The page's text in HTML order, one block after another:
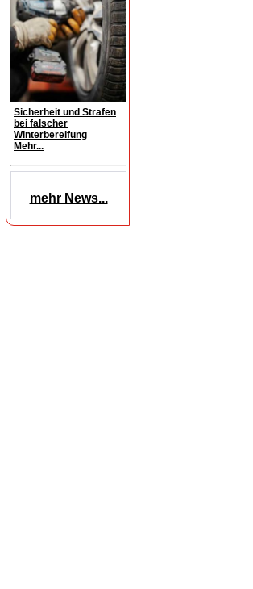
Sicherheit und Strafen
bei falscher
Winterbereifung
Mehr...
mehr News...